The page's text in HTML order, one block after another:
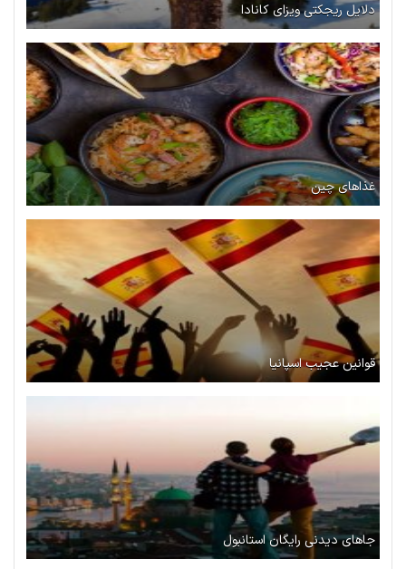
دلایل ریجکتی ویزای کانادا
غذاهای چین
قوانین عجیب اسپانیا
جاهای دیدنی رایگان استانبول